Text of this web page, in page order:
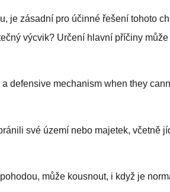
je zásadní pro účinné řešení tohoto
výcvik? Určení hlavní příčiny
a defensive mechanism when they
své území nebo majetek, včetně
může kousnout, i když je